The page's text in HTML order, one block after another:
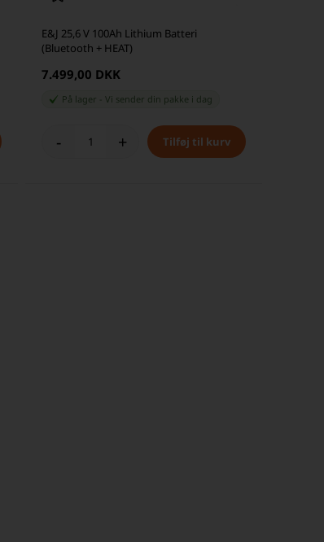
E&J 25,6 V 100Ah Lithium Batteri
(Bluetooth + HEAT)
7.499,00 DKK
På lager -Vi sender din pakke i dag
- +